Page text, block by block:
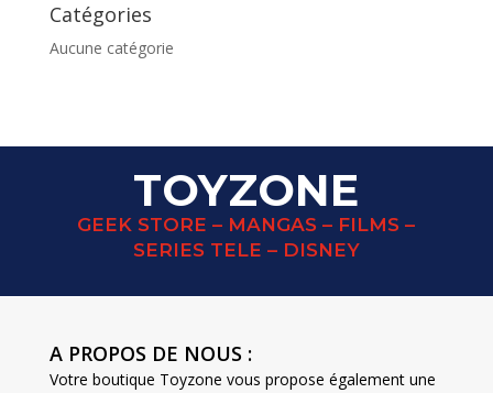
Catégories
Aucune catégorie
TOYZONE
GEEK STORE – MANGAS – FILMS –
SERIES TELE – DISNEY
A PROPOS DE NOUS :
Votre boutique Toyzone vous propose également une